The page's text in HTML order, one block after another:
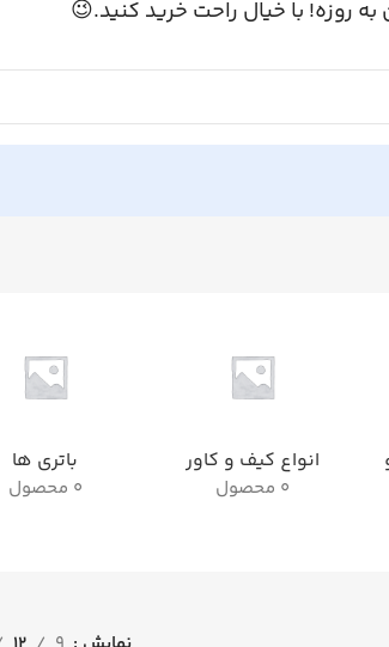
روزه! با خیال راحت خرید کنید.😉
انواع کیف و کاور
0 محصول
باتری ها
0 محصول